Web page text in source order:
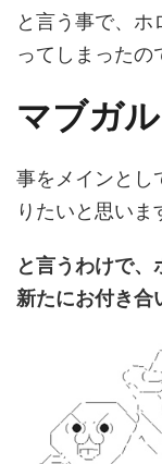
と言う事で、
ってしまったの
マブガ
事をメインとし
りたいと思いま
と言うわけで
新たにお付き合